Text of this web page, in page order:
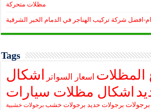
مظلات متحركة
افضل شركة تركيب الهناجر في الدمام الخبر الشرقية
Tags
المظلات اسعار السواتر
اشكال
اشكال مظلات سيارات
برجولات برجولات حديد برجولات خشب برجولات خشبية